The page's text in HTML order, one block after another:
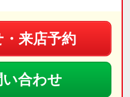
来店予約
合わせ